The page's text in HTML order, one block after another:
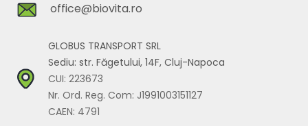
office@biovita.ro
GLOBUS TRANSPORT SRL
Sediu: str. Făgetului, 14F, Cluj-Napoca
CUI: 223673
Nr. Ord. Reg. Com: J1991003151127
CAEN: 4791